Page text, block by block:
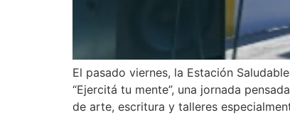
El pasado viernes, la Estación
“Ejercitá tu mente”, una jornada
de arte, escritura y talleres